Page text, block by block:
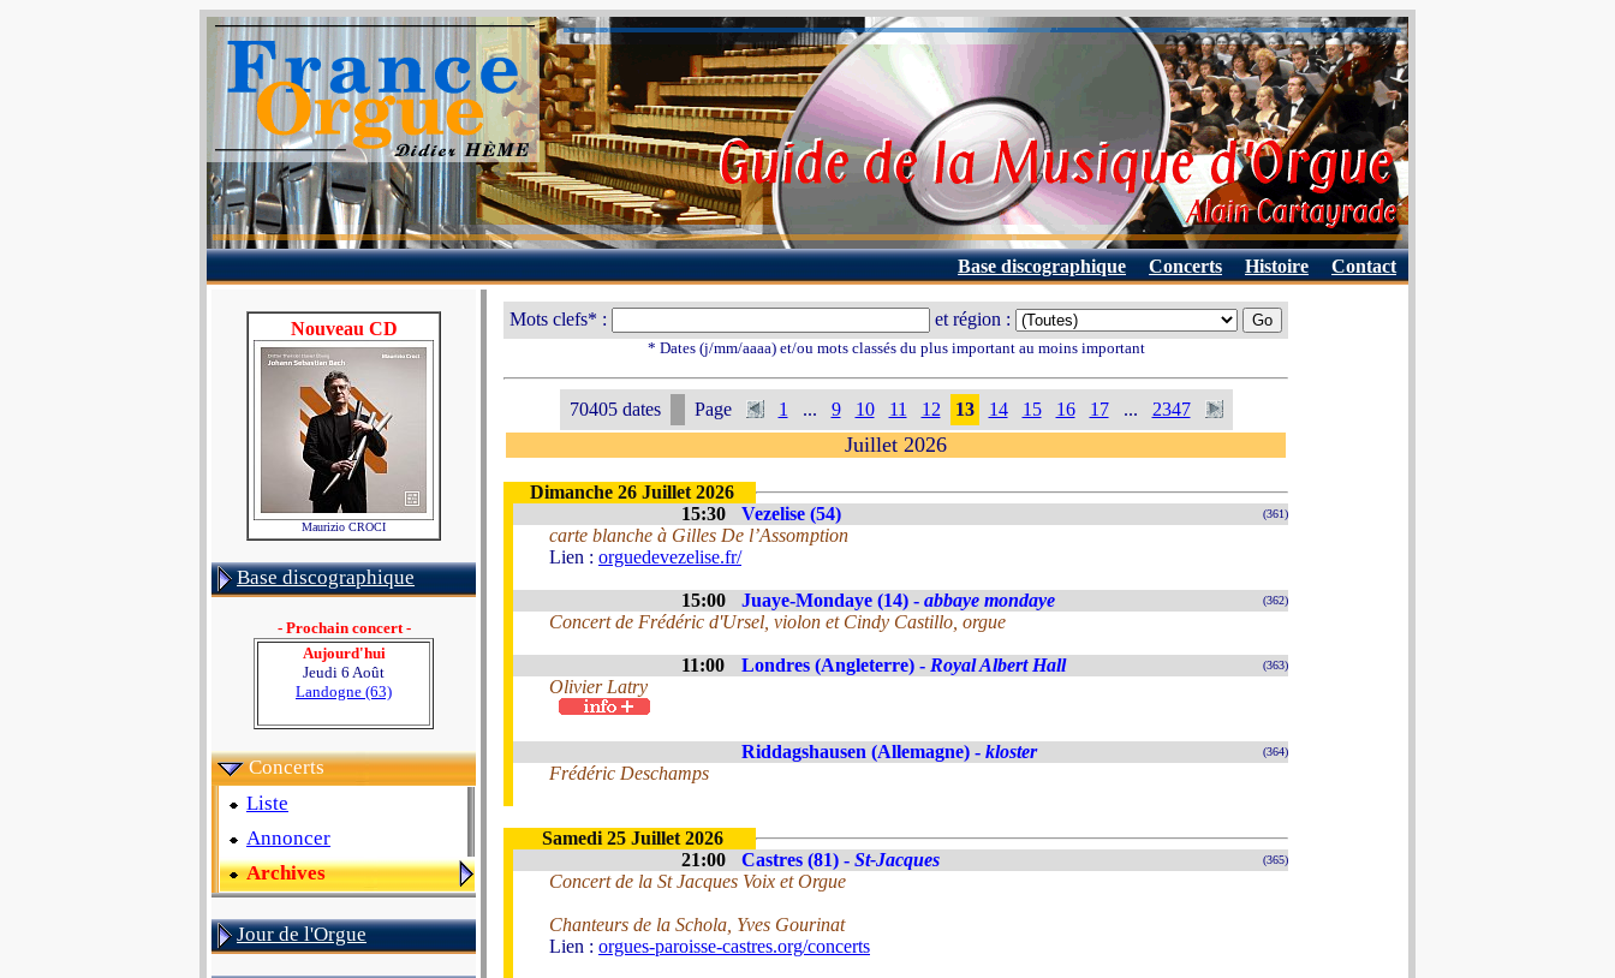
Base discographique Concerts Histoire Contact
Nouveau CD
Maurizio CROCI
Base discographique
- Prochain concert -
Aujourd'hui
Jeudi 6 Août
Landogne (63)
Concerts
Liste
Annoncer
Archives
Jour de l'Orgue
Mots clefs* : et région :
* Dates (j/mm/aaaa) et/ou mots classés du plus important au moins important
70405 dates Page 1 ... 9 10 11 12 13 14 15 16 17 ... 2347
Juillet 2026
Dimanche 26 Juillet 2026
15:30
Vezelise (54) (361)
carte blanche à Gilles De l’Assomption
Lien : orguedevezelise.fr/
15:00 Juaye-Mondaye (14) - abbaye mondaye (362)
Concert de Frédéric d'Ursel, violon et Cindy Castillo, orgue
11:00 Londres (Angleterre) - Royal Albert Hall (363)
Olivier Latry
Riddagshausen (Allemagne) - kloster (364)
Frédéric Deschamps
Samedi 25 Juillet 2026
21:00
Castres (81) - St-Jacques (365)
Concert de la St Jacques Voix et Orgue
Chanteurs de la Schola, Yves Gourinat
Lien : orgues-paroisse-castres.org/concerts